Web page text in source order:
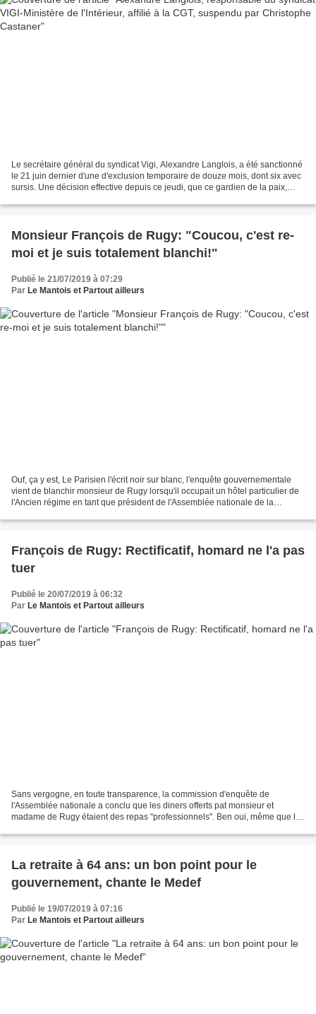
Le secrétaire général du syndicat Vigi, Alexandre Langlois, a été sanctionné
le 21 juin dernier d'une d'exclusion temporaire de douze mois, dont six avec
sursis. Une décision effective depuis ce jeudi, que ce gardien de la paix,
Monsieur François de Rugy: "Coucou, c'est re-
moi et je suis totalement blanchi!"
Publié le 21/07/2019 à 07:29
Par Le Mantois et Partout ailleurs
Ouf, ça y est, Le Parisien l'écrit noir sur blanc, l'enquête gouvernementale
vient de blanchir monsieur de Rugy lorsqu'il occupait un hôtel particulier de
l'Ancien régime en tant que président de l'Assemblée nationale de la
François de Rugy: Rectificatif, homard ne l'a pas
tuer
Publié le 20/07/2019 à 06:32
Par Le Mantois et Partout ailleurs
Sans vergogne, en toute transparence, la commission d'enquête de
l'Assemblée nationale a conclu que les diners offerts pat monsieur et
madame de Rugy étaient des repas "professionnels". Ben oui, même que les
La retraite à 64 ans: un bon point pour le
gouvernement, chante le Medef
Publié le 19/07/2019 à 07:16
Par Le Mantois et Partout ailleurs